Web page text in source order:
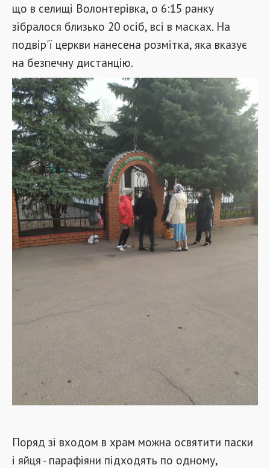
що в селищі Волонтерівка, о 6:15 ранку
зібралося близько 20 осіб, всі в масках. На
подвір'ї церкви нанесена розмітка, яка вказує
на безпечну дистанцію.
Поряд зі входом в храм можна освятити паски
і яйця - парафіяни підходять по одному,